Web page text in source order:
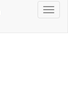
Меню